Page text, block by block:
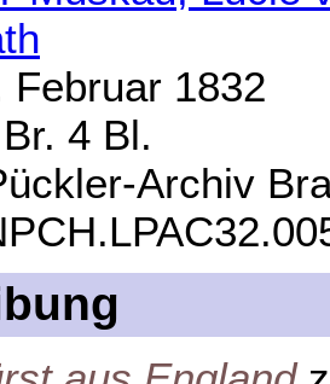
Februar 1832
4 Bl.
Archiv